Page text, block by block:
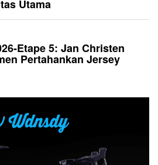
Utama
Etape 5: Jan Christen
Pertahankan Jersey